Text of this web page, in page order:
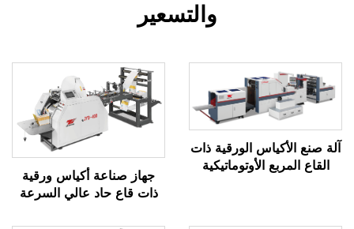
والتسعير
آلة صنع الأكياس الورقية ذات
القاع المربع الأوتوماتيكية
جهاز صناعة أكياس ورقية
ذات قاع حاد عالي السرعة